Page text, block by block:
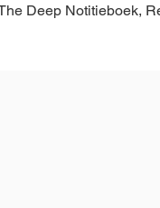
Deep Notitieboek,